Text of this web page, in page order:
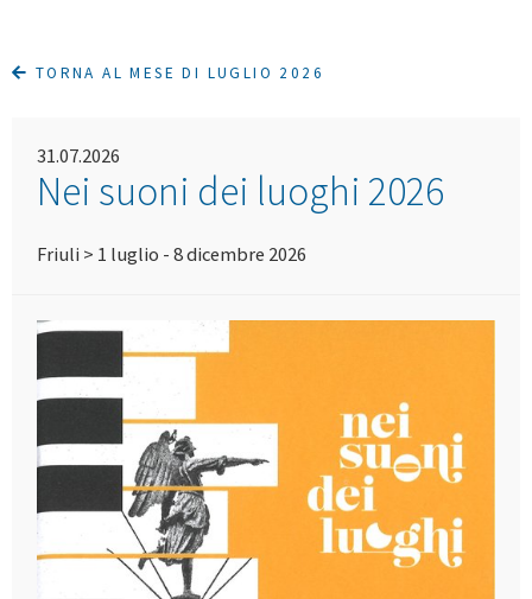
TORNA AL MESE DI LUGLIO 2026
31.07.2026
Nei suoni dei luoghi 2026
Friuli > 1 luglio - 8 dicembre 2026